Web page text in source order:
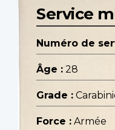
Service
Numéro de
Âge : 28
Grade :
Force : Armée